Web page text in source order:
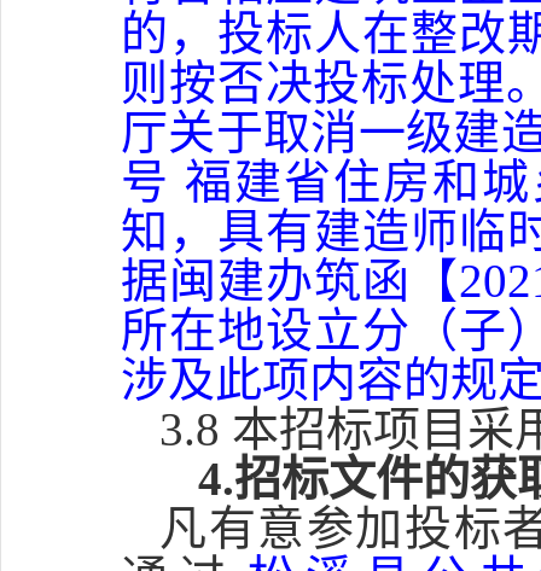
的，投标人在整改
则按否决投标处理
厅关于取消一级建
号 福建省住房和
知，具有建造师临
据闽建办筑函【
所在地设立分（子
涉及此项内容的规
3.8 本招标项目采
4.招标文件的获
凡有意参加投标